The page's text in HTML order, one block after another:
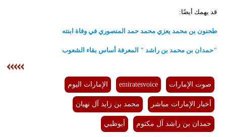
قد يهمك أيضًا:
طحنون بن محمد يعزي محمد حمد المنصوري في وفاة ابنته
"حمدان بن محمد بن راشد " المعرفة أساس بقاء الشعوب
صوت الإمارات emiratesvoice الإمارات اليوم
أخبار الإمارات مباشر محمد بن زايد آل نهيان
حمدان بن راشد آل مكتوم أبوظبي